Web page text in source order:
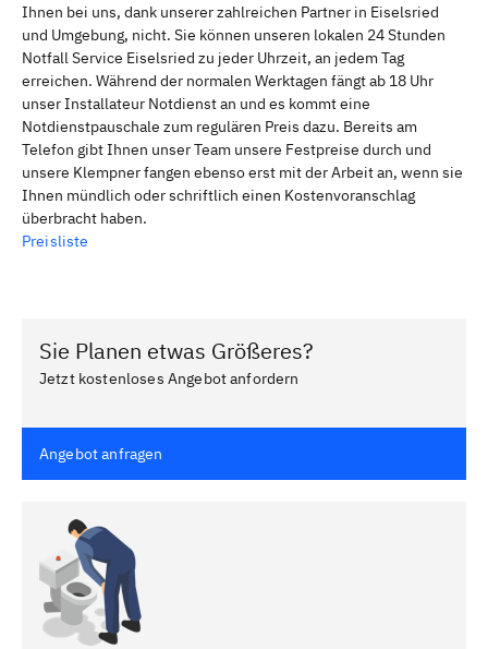
Ihnen bei uns, dank unserer zahlreichen Partner in Eiselsried
und Umgebung, nicht. Sie können unseren lokalen 24 Stunden
Notfall Service Eiselsried zu jeder Uhrzeit, an jedem Tag
erreichen. Während der normalen Werktagen fängt ab 18 Uhr
unser Installateur Notdienst an und es kommt eine
Notdienstpauschale zum regulären Preis dazu. Bereits am
Telefon gibt Ihnen unser Team unsere Festpreise durch und
unsere Klempner fangen ebenso erst mit der Arbeit an, wenn sie
Ihnen mündlich oder schriftlich einen Kostenvoranschlag
überbracht haben.
Preisliste
Sie Planen etwas Größeres?
Jetzt kostenloses Angebot anfordern
Angebot anfragen